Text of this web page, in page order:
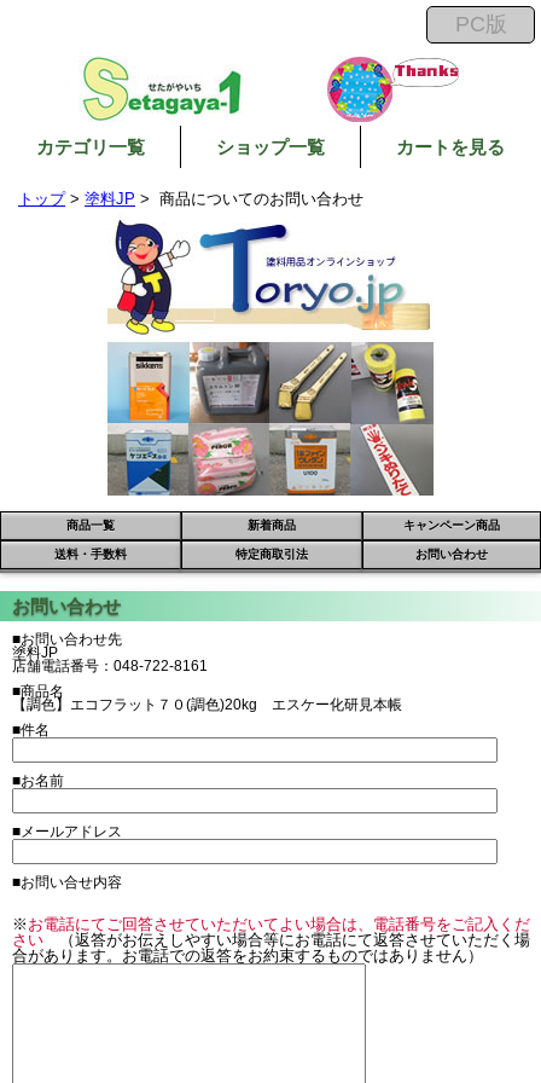
カテゴリ一覧 ショップ一覧 カートを見る
トップ> 塗料JP > 商品についてのお問い合わせ
商品一覧 新着商品 キャンペーン商品
送料・手数料 特定商取引法 お問い合わせ
■お問い合わせ先
塗料JP
店舗電話番号：048-722-8161
■商品名
【調色】エコフラット７０(調色)20kg エスケー化研見本帳
■件名
■お名前
■メールアドレス
■お問い合せ内容
※ お電話にてご回答させていただいてよい場合は、電話番号をご記入くだ
さい （返答がお伝えしやすい場合等にお電話にて返答させていただく場
合があります。お電話での返答をお約束するものではありません）